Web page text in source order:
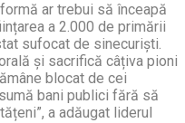
ar trebui să înceapă
a 2.000 de primării
sufocat de sinecuriști.
și sacrifică câțiva pioni
blocat de cei
bani publici fără să
a adăugat liderul